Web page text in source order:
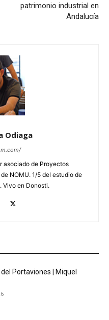
patrimonio industrial en
Andalucía
Odiaga
asociado de Proyectos
NOMU. 1/5 del estudio de
Vivo en Donosti.
Portaviones | Miquel